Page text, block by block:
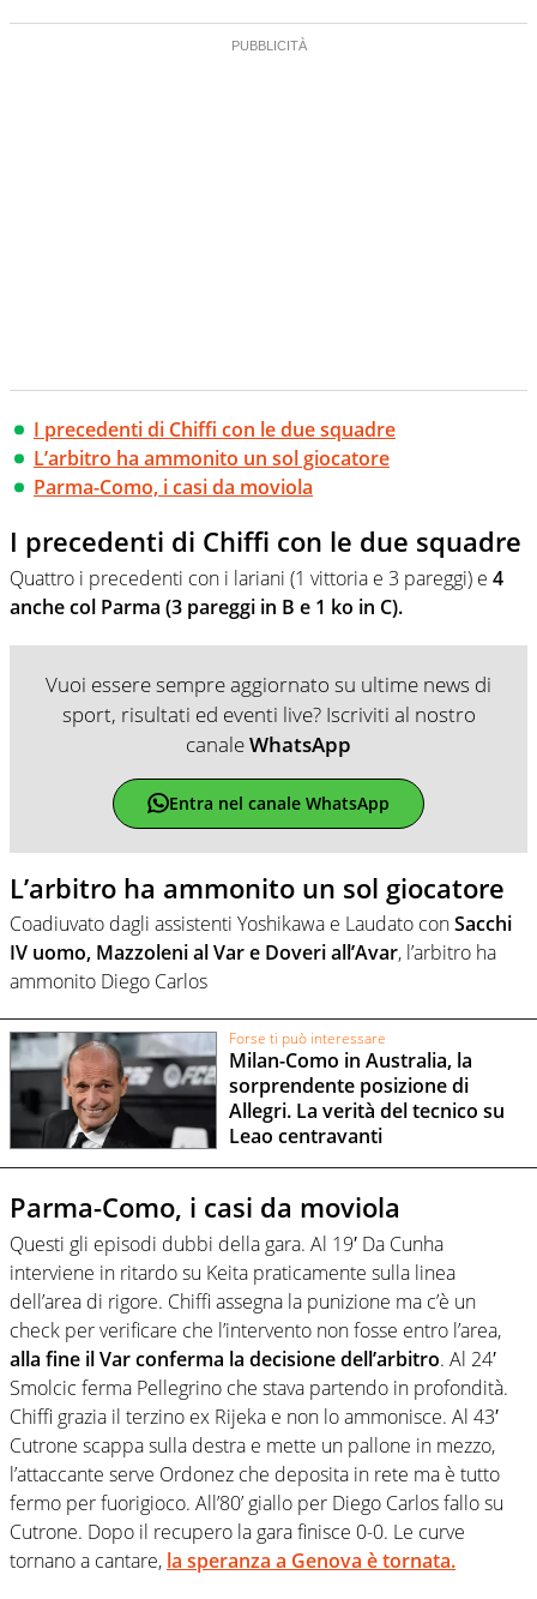
I precedenti di Chiffi con le due squadre
L’arbitro ha ammonito un sol giocatore
Parma-Como, i casi da moviola
I precedenti di Chiffi con le due squadre
Quattro i precedenti con i lariani (1 vittoria e 3 pareggi) e 4
anche col Parma (3 pareggi in B e 1 ko in C).
Vuoi essere sempre aggiornato su ultime news di
sport, risultati ed eventi live? Iscriviti al nostro
canaleWhatsApp
Entra nel canale WhatsApp
L’arbitro ha ammonito un sol giocatore
Coadiuvato dagli assistenti Yoshikawa e Laudato conSacchi
IV uomo, Mazzoleni al Var e Doveri all’Avar, l’arbitro ha
ammonito Diego Carlos
Forse ti può interessare
Milan-Como in Australia, la
sorprendente posizione di
Allegri. La verità del tecnico su
Leao centravanti
Parma-Como, i casi da moviola
Questi gli episodi dubbi della gara. Al 19′ Da Cunha
interviene in ritardo su Keita praticamente sulla linea
dell’area di rigore. Chiffi assegna la punizione ma c’è un
check per verificare che l’intervento non fosse entro l’area,
alla fine il Var conferma la decisione dell’arbitro. Al 24′
Smolcic ferma Pellegrino che stava partendo in profondità.
Chiffi grazia il terzino ex Rijeka e non lo ammonisce. Al 43′
Cutrone scappa sulla destra e mette un pallone in mezzo,
l’attaccante serve Ordonez che deposita in rete ma è tutto
fermo per fuorigioco. All’80’ giallo per Diego Carlos fallo su
Cutrone. Dopo il recupero la gara finisce 0-0. Le curve
tornano a cantare, la speranza a Genova è tornata.